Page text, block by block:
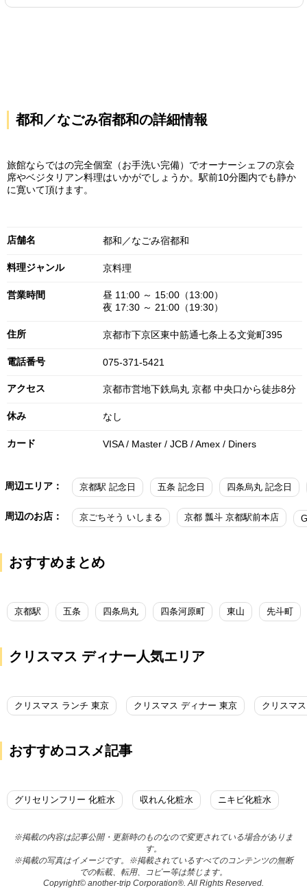
都和／なごみ宿都和の詳細情報
旅館ならではの完全個室（お手洗い完備）でオーナーシェフの京会
席やベジタリアン料理はいかがでしょうか。駅前10分圏内でも静か
に寛いて頂けます。
店舗名 都和／なごみ宿都和
料理ジャンル 京料理
営業時間
昼 11:00 ～ 15:00（13:00）
夜 17:30 ～ 21:00（19:30）
住所 京都市下京区東中筋通七条上る文覚町395
電話番号 075-371-5421
アクセス 京都市営地下鉄烏丸 京都 中央口から徒歩8分
休み なし
カード VISA / Master / JCB / Amex / Diners
周辺エリア： 京都駅 記念日 五条 記念日 四条烏丸 記念日
周辺のお店： 京ごちそう いしまる 京都 瓢斗 京都駅前本店
おすすめまとめ
京都駅 五条 四条烏丸 四条河原町 東山 先斗町
クリスマス ディナー人気エリア
クリスマス ランチ 東京 クリスマス ディナー 東京 クリスマ
おすすめコスメ記事
グリセリンフリー 化粧水 収れん化粧水 ニキビ化粧水
※掲載の内容は記事公開・更新時のものなので変更されている場合がありま
す。
※掲載の写真はイメージです。※掲載されているすべてのコンテンツの無断
での転載、転用、コピー等は禁じます。
Copyright© another-trip Corporation®. All Rights Reserved.